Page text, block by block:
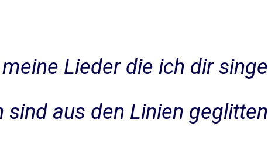
Lieder die ich dir singe
sind aus den Linien geglitten